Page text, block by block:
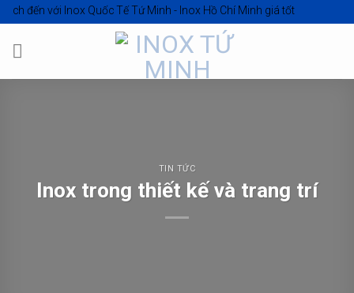
Skip
to
content
vớiInox Quốc Tế Tứ Minh - Inox Hồ Chí Minh giá tốt
TIN TỨC
Inox trong thiết kế và trang trí